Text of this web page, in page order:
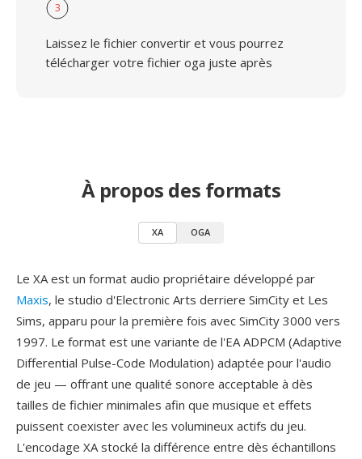
3
Laissez le fichier convertir et vous pourrez
télécharger votre fichier oga juste après
À propos des formats
XA OGA
Le XA est un format audio propriétaire développé par
Maxis, le studio d'Electronic Arts derriere SimCity et Les
Sims, apparu pour la première fois avec SimCity 3000 vers
1997. Le format est une variante de l'EA ADPCM (Adaptive
Differential Pulse-Code Modulation) adaptée pour l'audio
de jeu — offrant une qualité sonore acceptable à dès
tailles de fichier minimales afin que musique et effets
puissent coexister avec les volumineux actifs du jeu.
L'encodage XA stocké la différence entre dès échantillons